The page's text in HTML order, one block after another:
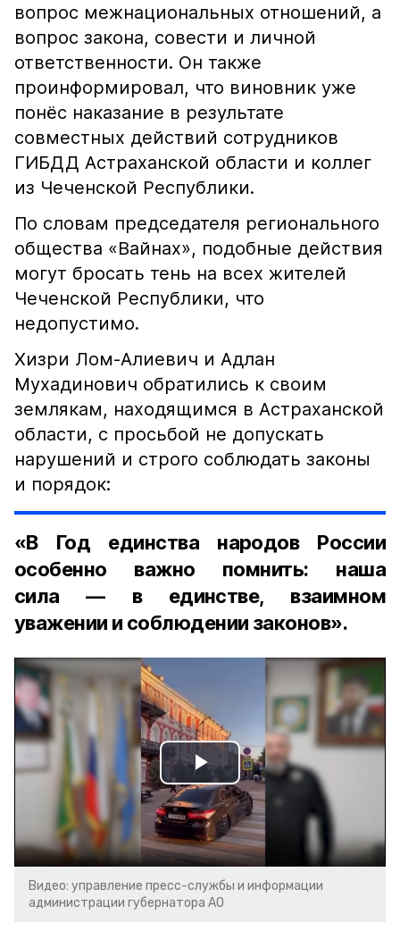
вопрос межнациональных отношений, а
вопрос закона, совести и личной
ответственности. Он также
проинформировал, что виновник уже
понёс наказание в результате
совместных действий сотрудников
ГИБДД Астраханской области и коллег
из Чеченской Республики.
По словам председателя регионального
общества «Вайнах», подобные действия
могут бросать тень на всех жителей
Чеченской Республики, что
недопустимо.
Хизри Лом-Алиевич и Адлан
Мухадинович обратились к своим
землякам, находящимся в Астраханской
области, с просьбой не допускать
нарушений и строго соблюдать законы
и порядок:
«В Год единства народов России
особенно важно помнить: наша
сила — в единстве, взаимном
уважении и соблюдении законов».
Play
Video
Видео: управление пресс-службы и информации
администрации губернатора АО